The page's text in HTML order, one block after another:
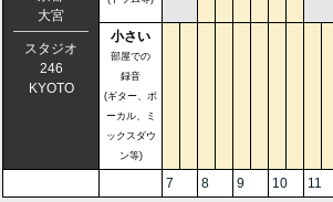
大宮
スタジオ
246
KYOTO
小さい
部屋での
録音
(ギター、ボ
ーカル、ミ
ックスダウ
ン等)
7 8 9 10 11